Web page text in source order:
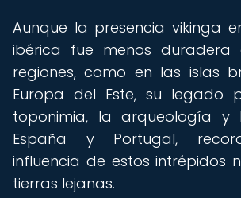
Aunque la presencia vikinga
ibérica fue menos duradera
regiones, como en las islas
Europa del Este, su legado
toponimia, la arqueología
España y Portugal,
influencia de estos intrépidos
tierras lejanas.